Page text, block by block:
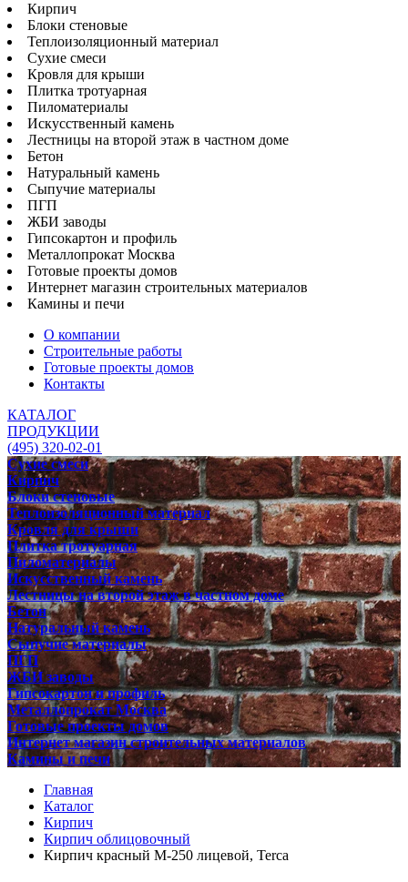
Кирпич
Блоки стеновые
Теплоизоляционный материал
Сухие смеси
Кровля для крыши
Плитка тротуарная
Пиломатериалы
Искусственный камень
Лестницы на второй этаж в частном доме
Бетон
Натуральный камень
Сыпучие материалы
ПГП
ЖБИ заводы
Гипсокартон и профиль
Металлопрокат Москва
Готовые проекты домов
Интернет магазин строительных материалов
Камины и печи
О компании
Строительные работы
Готовые проекты домов
Контакты
КАТАЛОГ
ПРОДУКЦИИ
(495) 320-02-01
Сухие смеси
Кирпич
Блоки стеновые
Теплоизоляционный материал
Кровля для крыши
Плитка тротуарная
Пиломатериалы
Искусственный камень
Лестницы на второй этаж в частном доме
Бетон
Натуральный камень
Сыпучие материалы
ПГП
ЖБИ заводы
Гипсокартон и профиль
Металлопрокат Москва
Готовые проекты домов
Интернет магазин строительных материалов
Камины и печи
Главная
Каталог
Кирпич
Кирпич облицовочный
Кирпич красный М-250 лицевой, Terca